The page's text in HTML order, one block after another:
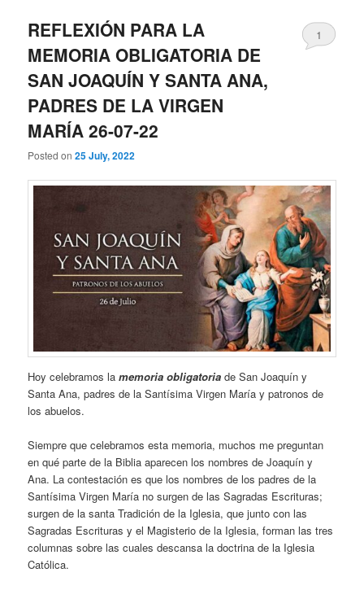
REFLEXIÓN PARA LA
MEMORIA OBLIGATORIA DE
SAN JOAQUÍN Y SANTA ANA,
PADRES DE LA VIRGEN
MARÍA 26-07-22
Posted on25 July, 2022
1
Hoy celebramos lamemoria obligatoria de San Joaquín y
Santa Ana, padres de la Santísima Virgen María y patronos de
los abuelos.
Siempre que celebramos esta memoria, muchos me preguntan
en qué parte de la Biblia aparecen los nombres de Joaquín y
Ana. La contestación es que los nombres de los padres de la
Santísima Virgen María no surgen de las Sagradas Escrituras;
surgen de la santa Tradición de la Iglesia, que junto con las
Sagradas Escrituras y el Magisterio de la Iglesia, forman las tres
columnas sobre las cuales descansa la doctrina de la Iglesia
Católica.